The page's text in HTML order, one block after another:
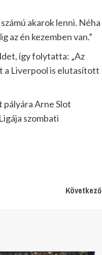
akarok lenni. Néha
az én kezemben van.”
így folytatta: „Az
a Liverpool is elutasított
pályára Arne Slot
szombati
Következő